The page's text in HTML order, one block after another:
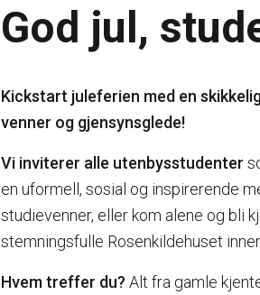
God jul,
Kickstart juleferien med en
venner og gjensynsglede!
Vi inviterer alle utenbysstudenter
en uformell, sosial og inspirerende
studievenner, eller kom alene og bli
stemningsfulle Rosenkildehuset
Hvem treffer du? Alt fra gamle